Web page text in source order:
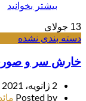
بیشتر بخوانید
13 جولای
دسته بندی نشده
خارش سر و
2 ژانویه، 2021
Posted by